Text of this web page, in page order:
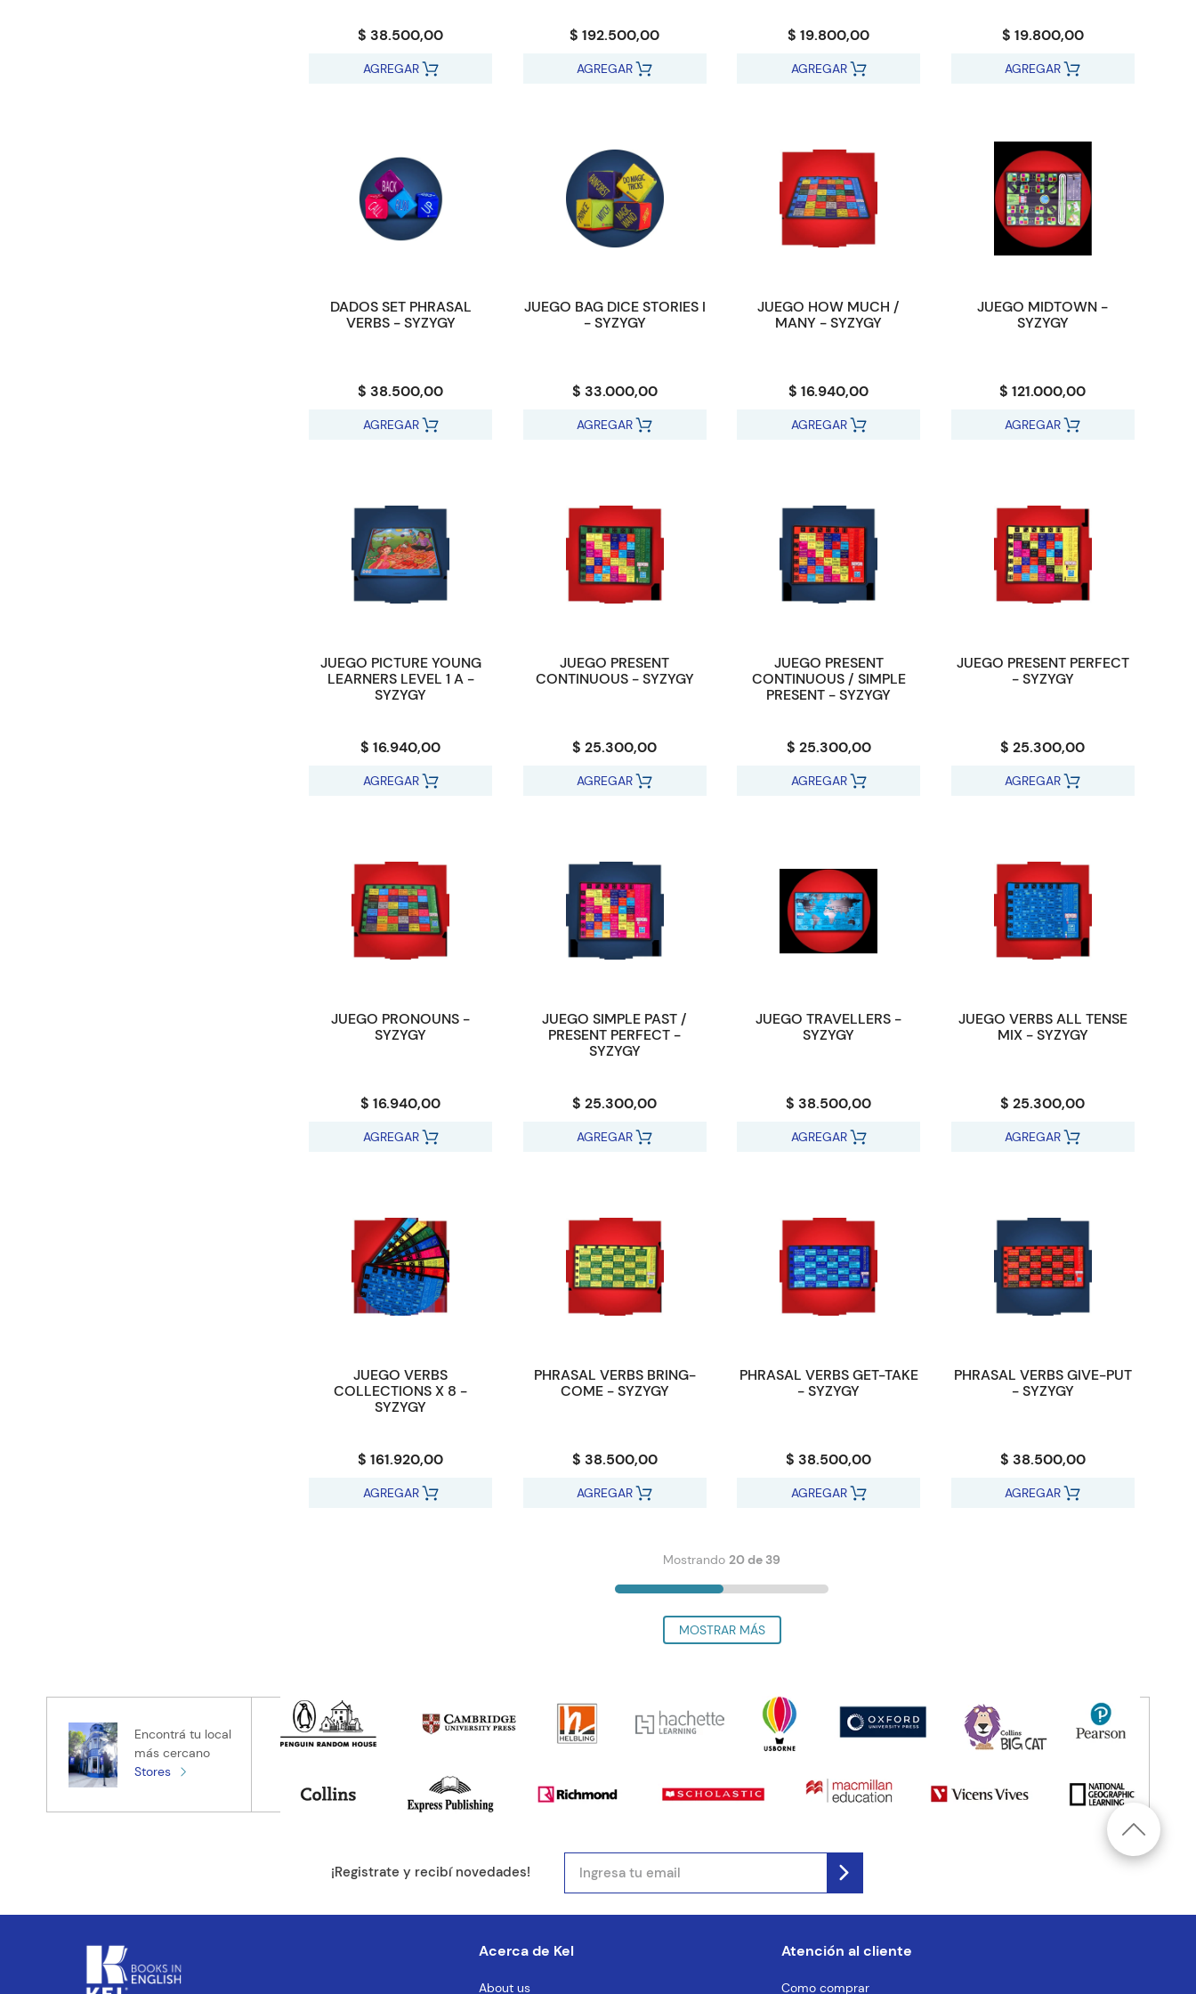
$ 38.500,00
AGREGAR
$ 192.500,00
AGREGAR
$ 19.800,00
AGREGAR
$ 19.800,00
AGREGAR
DADOS SET PHRASAL
VERBS - SYZYGY
$ 38.500,00
AGREGAR
JUEGO BAG DICE STORIES I
- SYZYGY
$ 33.000,00
AGREGAR
JUEGO HOW MUCH /
MANY - SYZYGY
$ 16.940,00
AGREGAR
JUEGO MIDTOWN -
SYZYGY
$ 121.000,00
AGREGAR
JUEGO PICTURE YOUNG
LEARNERS LEVEL 1 A -
SYZYGY
$ 16.940,00
AGREGAR
JUEGO PRESENT
CONTINUOUS - SYZYGY
$ 25.300,00
AGREGAR
JUEGO PRESENT
CONTINUOUS / SIMPLE
PRESENT - SYZYGY
$ 25.300,00
AGREGAR
JUEGO PRESENT PERFECT
- SYZYGY
$ 25.300,00
AGREGAR
JUEGO PRONOUNS -
SYZYGY
$ 16.940,00
AGREGAR
JUEGO SIMPLE PAST /
PRESENT PERFECT -
SYZYGY
$ 25.300,00
AGREGAR
JUEGO TRAVELLERS -
SYZYGY
$ 38.500,00
AGREGAR
JUEGO VERBS ALL TENSE
MIX - SYZYGY
$ 25.300,00
AGREGAR
JUEGO VERBS
COLLECTIONS X 8 -
SYZYGY
$ 161.920,00
AGREGAR
PHRASAL VERBS BRING-
COME - SYZYGY
$ 38.500,00
AGREGAR
PHRASAL VERBS GET-TAKE
- SYZYGY
$ 38.500,00
AGREGAR
PHRASAL VERBS GIVE-PUT
- SYZYGY
$ 38.500,00
AGREGAR
Mostrando 20 de 39
Encontrá tu local
más cercano
Stores
¡Registrate y recibí novedades!
Acerca de Kel
About us
Atención al cliente
Como comprar